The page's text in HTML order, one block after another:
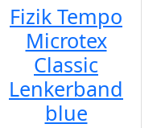
Fizik Tempo
Microtex
Classic
Lenkerband
blue